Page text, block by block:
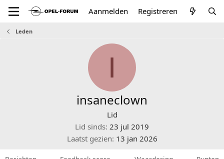
Aanmelden Registreren
Leden
I
insaneclown
Lid
Lid sinds 23 jul 2019
Laatst gezien 13 jan 2026